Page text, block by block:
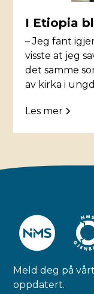
I Etiopia
– Jeg fant
visste at jeg
det samme
av kirka i
Les mer
Meld deg på
oppdatert.